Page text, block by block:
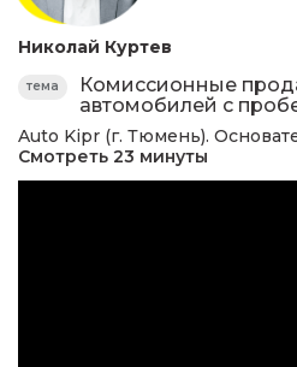
Николай Куртев
тема
Комиссионные
автомобилей с
Auto Kipr (г. Тюмень).
Смотреть 23 минуты